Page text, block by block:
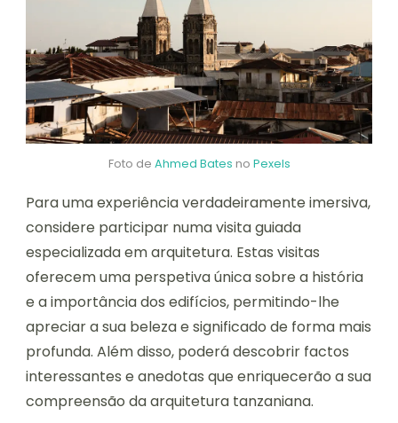
Foto de Ahmed Bates no Pexels
Para uma experiência verdadeiramente imersiva,
considere participar numa visita guiada
especializada em arquitetura. Estas visitas
oferecem uma perspetiva única sobre a história
e a importância dos edifícios, permitindo-lhe
apreciar a sua beleza e significado de forma mais
profunda. Além disso, poderá descobrir factos
interessantes e anedotas que enriquecerão a sua
compreensão da arquitetura tanzaniana.